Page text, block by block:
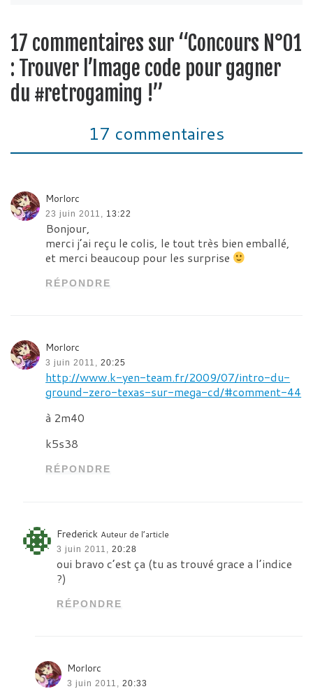
17 commentaires sur “Concours N°01
: Trouver l’Image code pour gagner
du #retrogaming !”
17 commentaires
Morlorc
23 juin 2011, 13:22
Bonjour,
merci j’ai reçu le colis, le tout très bien emballé,
et merci beaucoup pour les surprise
RÉPONDRE
Morlorc
3 juin 2011, 20:25
http://www.k-yen-team.fr/2009/07/intro-du-
ground-zero-texas-sur-mega-cd/#comment-44
à 2m40
k5s38
RÉPONDRE
Frederick Auteur de l’article
3 juin 2011, 20:28
oui bravo c’est ça (tu as trouvé grace a l’indice
?)
RÉPONDRE
Morlorc
3 juin 2011, 20:33